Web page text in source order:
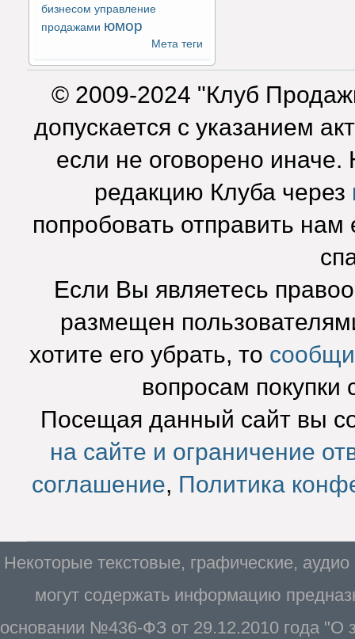
бизнесом управление
продажами юмор
Мета теги
© 2009-2024 "Клуб
допускается с указанием
если не оговорено
редакцию Клуба через
попробовать отправить нам
Если Вы являетесь
размещен
хотите его убрать, то
вопросам покупки
Посещая данный сайт вы
на сайте и ограничение
соглашение, Политика
Некоторые текстовые, графические,
могут содержать информацию
основании №436-ФЗ от 29.12.2010 года "О